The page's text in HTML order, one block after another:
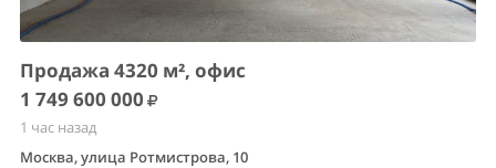
Продажа 4320 м², офис
1 749 600 000
1 час назад
Москва, улица Ротмистрова, 10